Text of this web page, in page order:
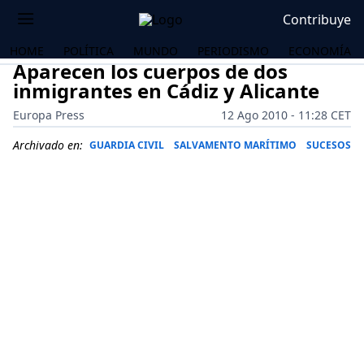
Contribuye
HOME POLÍTICA MUNDO PERIODISMO ECONOMÍA
Aparecen los cuerpos de dos
inmigrantes en Cádiz y Alicante
Europa Press
12 Ago 2010 - 11:28 CET
Archivado en: GUARDIA CIVIL SALVAMENTO MARÍTIMO SUCESOS